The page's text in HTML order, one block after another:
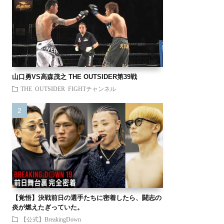
山口勇VS高森茂之 THE OUTSIDER第39戦
THE OUTSIDER FIGHTチャンネル
【覚悟】決戦前日の選手たちに密着したら、闘志の
炎が燃えたぎっていた。
【公式】BreakingDown